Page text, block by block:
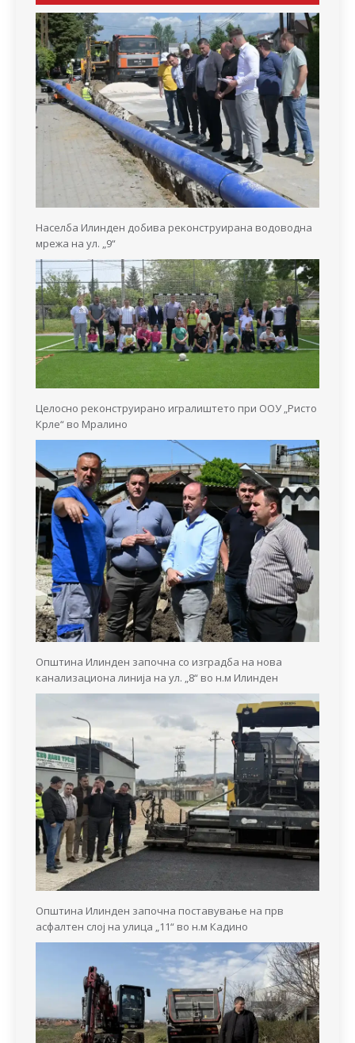
Населба Илинден добива реконструирана водоводна
мрежа на ул. „9“
Целосно реконструирано игралиштето при ООУ „Ристо
Крле“ во Мралино
Општина Илинден започна со изградба на нова
канализациона линија на ул. „8“ во н.м Илинден
Општина Илинден започна поставување на прв
асфалтен слој на улица „11“ во н.м Кадино